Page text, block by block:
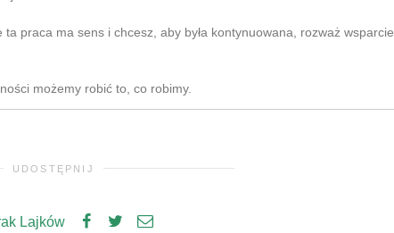
ta praca ma sens i chcesz, aby była kontynuowana, rozważ wsparcie
możemy robić to, co robimy.
UDOSTĘPNIJ
Lajków